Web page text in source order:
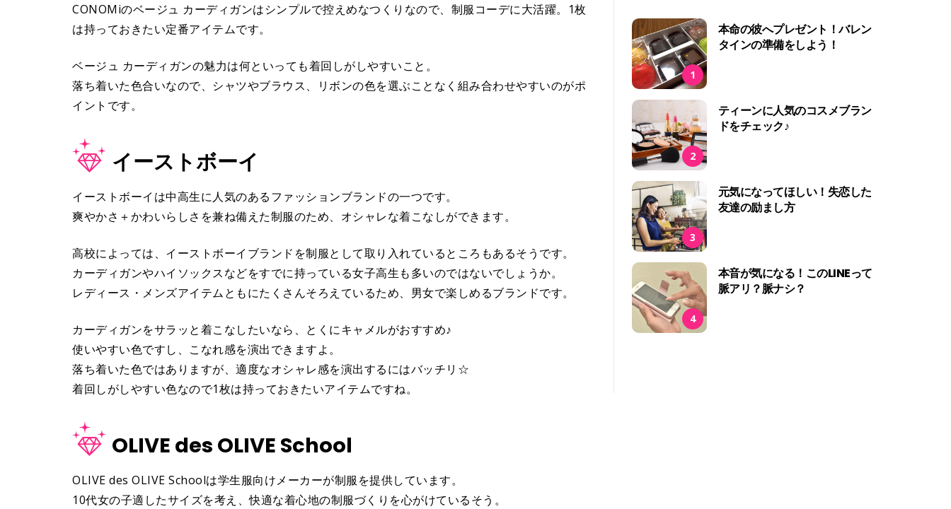
CONOMiのベージュ カーディガンはシンプルで控えめなつくりなので、制服コーデに大活躍。1枚
は持っておきたい定番アイテムです。
ベージュ カーディガンの魅力は何といっても着回しがしやすいこと。
落ち着いた色合いなので、シャツやブラウス、リボンの色を選ぶことなく組み合わせやすいのがポ
イントです。
イーストボーイ
イーストボーイは中高生に人気のあるファッションブランドの一つです。
爽やかさ＋かわいらしさを兼ね備えた制服のため、オシャレな着こなしができます。
高校によっては、イーストボーイブランドを制服として取り入れているところもあるそうです。
カーディガンやハイソックスなどをすでに持っている女子高生も多いのではないでしょうか。
レディース・メンズアイテムともにたくさんそろえているため、男女で楽しめるブランドです。
カーディガンをサラッと着こなしたいなら、とくにキャメルがおすすめ♪
使いやすい色ですし、こなれ感を演出できますよ。
落ち着いた色ではありますが、適度なオシャレ感を演出するにはバッチリ☆
着回しがしやすい色なので1枚は持っておきたいアイテムですね。
OLIVE des OLIVE School
OLIVE des OLIVE Schoolは学生服向けメーカーが制服を提供しています。
10代女の子適したサイズを考え、快適な着心地の制服づくりを心がけているそう。
1
本命の彼へプレゼント！バレン
タインの準備をしよう！
2
ティーンに人気のコスメブラン
ドをチェック♪
3
元気になってほしい！失恋した
友達の励まし方
4
本音が気になる！このLINEって
脈アリ？脈ナシ？